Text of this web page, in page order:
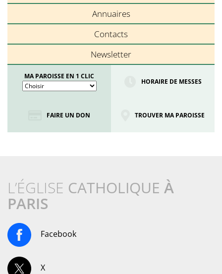
Annuaires
Contacts
Newsletter
MA PAROISSE EN 1 CLIC
HORAIRE DE MESSES
FAIRE UN DON TROUVER MA PAROISSE
L’ÉGLISE CATHOLIQUE À
PARIS
Facebook
X